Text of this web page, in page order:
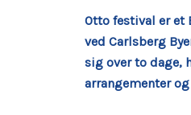
Otto festival er et
ved Carlsberg
sig over to dage,
arrangementer